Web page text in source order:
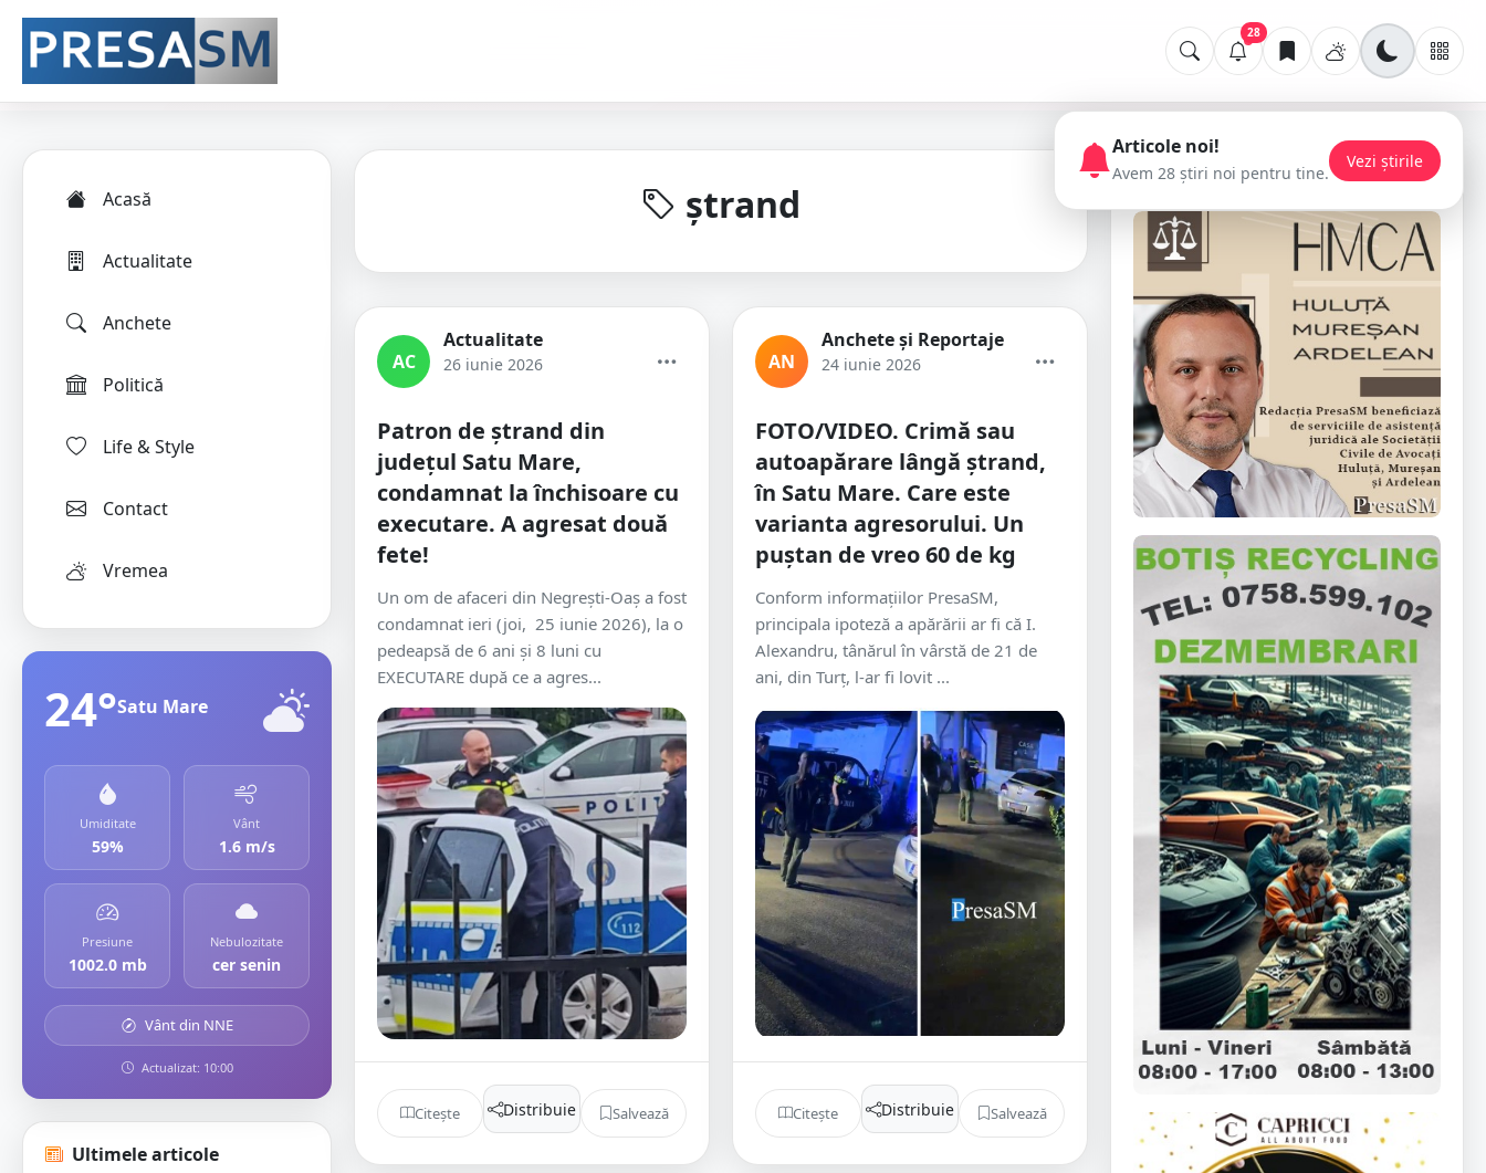
28
Acasă
Actualitate
Anchete
Politică
Life & Style
Contact
Vremea
24°Satu Mare
Umiditate
59%
Vânt
1.6 m/s
Presiune
1002.0 mb
Nebulozitate
cer senin
Vânt din NNE
Actualizat: 10:00
Ultimele articole
ștrand
AC
Actualitate
26 iunie 2026
Patron de ștrand din
județul Satu Mare,
condamnat la închisoare cu
executare. A agresat două
fete!
Un om de afaceri din Negrești-Oaș a fost
condamnat ieri (joi, 25 iunie 2026), la o
pedeapsă de 6 ani și 8 luni cu
EXECUTARE după ce a agres...
Citește Distribuie Salvează
AN
Anchete și Reportaje
24 iunie 2026
FOTO/VIDEO. Crimă sau
autoapărare lângă ștrand,
în Satu Mare. Care este
varianta agresorului. Un
puștan de vreo 60 de kg
Conform informațiilor PresaSM,
principala ipoteză a apărării ar fi că I.
Alexandru, tânărul în vârstă de 21 de
ani, din Turț, l-ar fi lovit ...
Citește Distribuie Salvează
📢 Publicitate
Articole noi!
Avem 28 știri noi pentru tine.
Vezi știrile